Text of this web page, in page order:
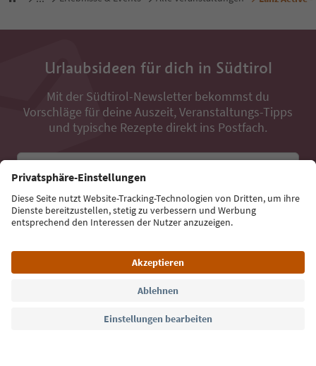
Urlaubsideen für dich in Südtirol
Mit der Südtirol-Newsletter bekommst du
Vorschläge für deine Auszeit, Veranstaltungs-Tipps
und typische Rezepte direkt ins Postfach.
Jetzt anmelden